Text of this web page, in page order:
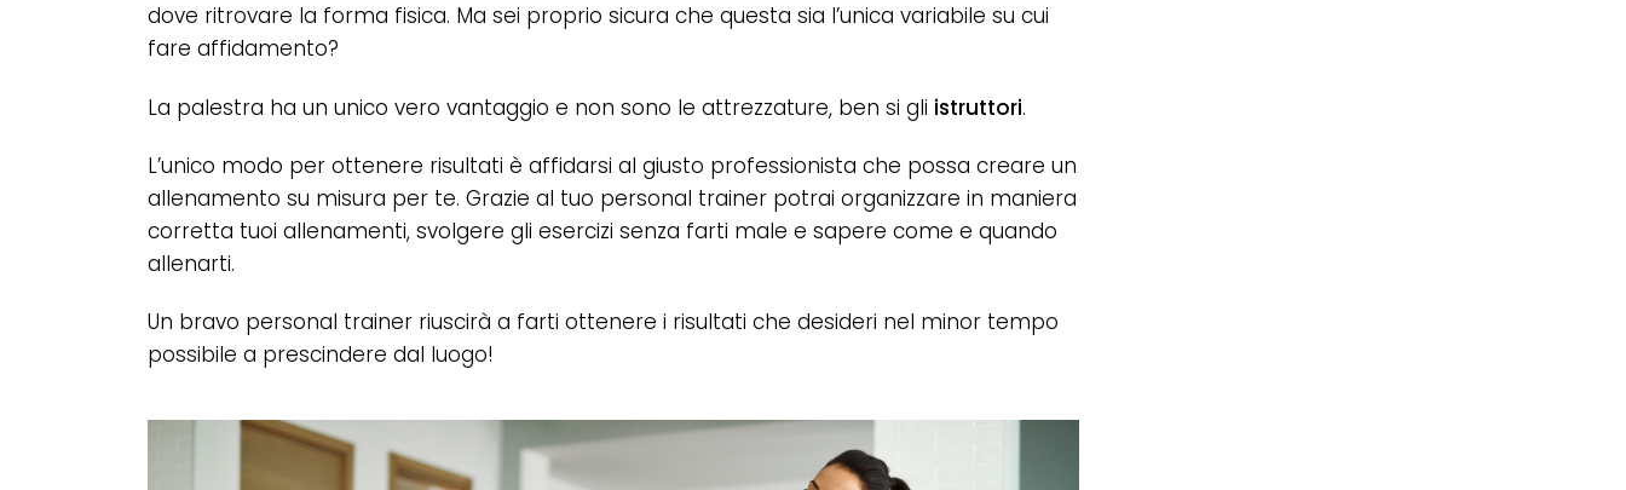
dove ritrovare la forma fisica. Ma sei proprio sicura che questa sia l’unica variabile su cui
fare affidamento?
La palestra ha un unico vero vantaggio e non sono le attrezzature, ben si gli istruttori.
L’unico modo per ottenere risultati è affidarsi al giusto professionista che possa creare un
allenamento su misura per te. Grazie al tuo personal trainer potrai organizzare in maniera
corretta tuoi allenamenti, svolgere gli esercizi senza farti male e sapere come e quando
allenarti.
Un bravo personal trainer riuscirà a farti ottenere i risultati che desideri nel minor tempo
possibile a prescindere dal luogo!